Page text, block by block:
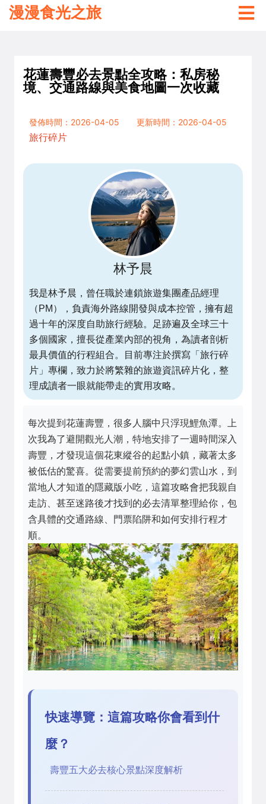
漫漫食光之旅
花蓮壽豐必去景點全攻略：私房秘
境、交通路線與美食地圖一次收藏
發佈時間：2026-04-05
更新時間：2026-04-05
旅行碎片
林予晨
我是林予晨，曾任職於連鎖旅遊集團產品經理
（PM），負責海外路線開發與成本控管，擁有超
過十年的深度自助旅行經驗。足跡遍及全球三十
多個國家，擅長從產業內部的視角，為讀者剖析
最具價值的行程組合。目前專注於撰寫「旅行碎
片」專欄，致力於將繁雜的旅遊資訊碎片化，整
理成讀者一眼就能帶走的實用攻略。
每次提到花蓮壽豐，很多人腦中只浮現鯉魚潭。上
次我為了避開觀光人潮，特地安排了一週時間深入
壽豐，才發現這個花東縱谷的起點小鎮，藏著太多
被低估的驚喜。從需要提前預約的夢幻雲山水，到
當地人才知道的隱藏版小吃，這篇攻略會把我親自
走訪、甚至迷路後才找到的必去清單整理給你，包
含具體的交通路線、門票陷阱和如何安排行程才
順。
快速導覽：這篇攻略你會看到什
麼？
壽豐五大必去核心景點深度解析